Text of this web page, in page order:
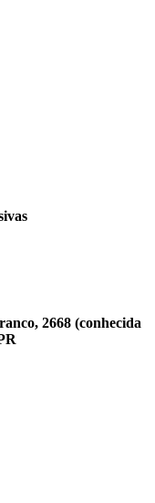
2668 (conhecida